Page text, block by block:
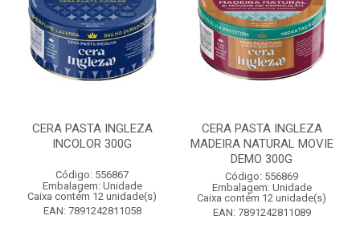
CERA PASTA INGLEZA
INCOLOR 300G
Código: 556867
Embalagem: Unidade
Caixa contém 12 unidade(s)
EAN: 7891242811058
CERA PASTA INGLEZA
MADEIRA NATURAL MOVIE
DEMO 300G
Código: 556869
Embalagem: Unidade
Caixa contém 12 unidade(s)
EAN: 7891242811089